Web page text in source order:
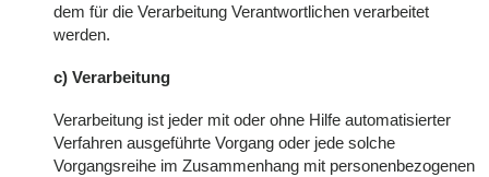
dem für die Verarbeitung Verantwortlichen verarbeitet
werden.
c) Verarbeitung
Verarbeitung ist jeder mit oder ohne Hilfe automatisierter
Verfahren ausgeführte Vorgang oder jede solche
Vorgangsreihe im Zusammenhang mit personenbezogenen